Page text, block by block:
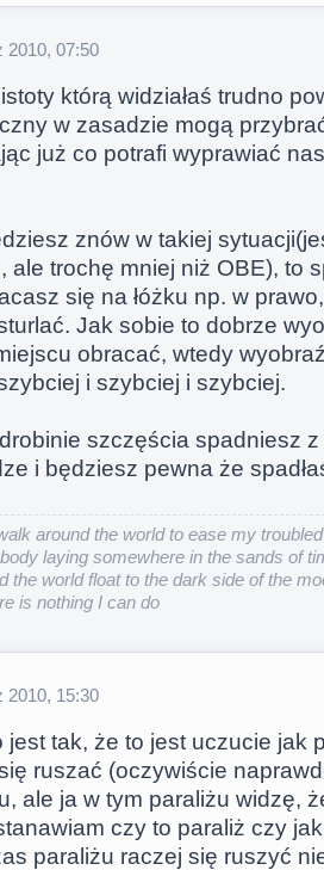
2010, 07:50
którą widziałaś trudno
w zasadzie mogą
już co potrafi wyprawiać
znów w takiej
ale trochę mniej niż OBE), to
się na łóżku np. w
Jak sobie to dobrze
obracać, wtedy
i szybciej i szybciej.
szczęścia spadniesz
i będziesz pewna że
around the world to ease my
laying somewhere in the sands of
the world float to the dark side of the
is nothing I can do
2010, 15:30
jest tak, że to jest uczucie jak
ruszać (oczywiście
ale ja w tym paraliżu widzę,
czy to paraliż czy
paraliżu raczej się ruszyć